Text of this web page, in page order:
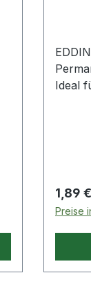
Ideal
1,89 €
Preise